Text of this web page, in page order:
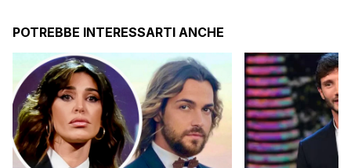
POTREBBE INTERESSARTI ANCHE